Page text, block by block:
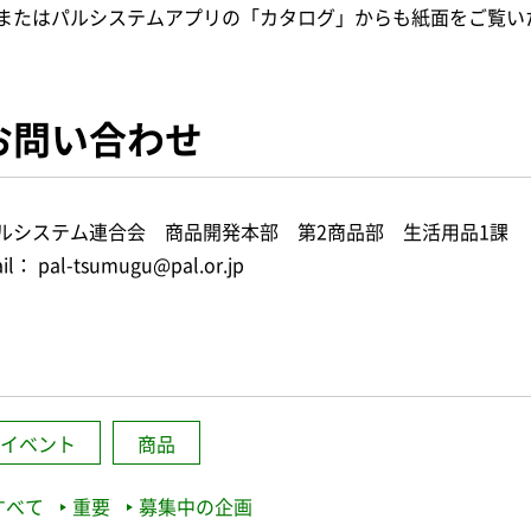
たはパルシステムアプリの「カタログ」からも紙面をご覧い
問い合わせ
システム連合会 商品開発本部 第2商品部 生活用品1課
： pal-tsumugu@pal.or.jp
イベント 商品
べて 重要 募集中の企画